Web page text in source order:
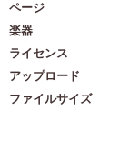
ページ
楽器
ライセンス
アップロード
ファイルサイズ